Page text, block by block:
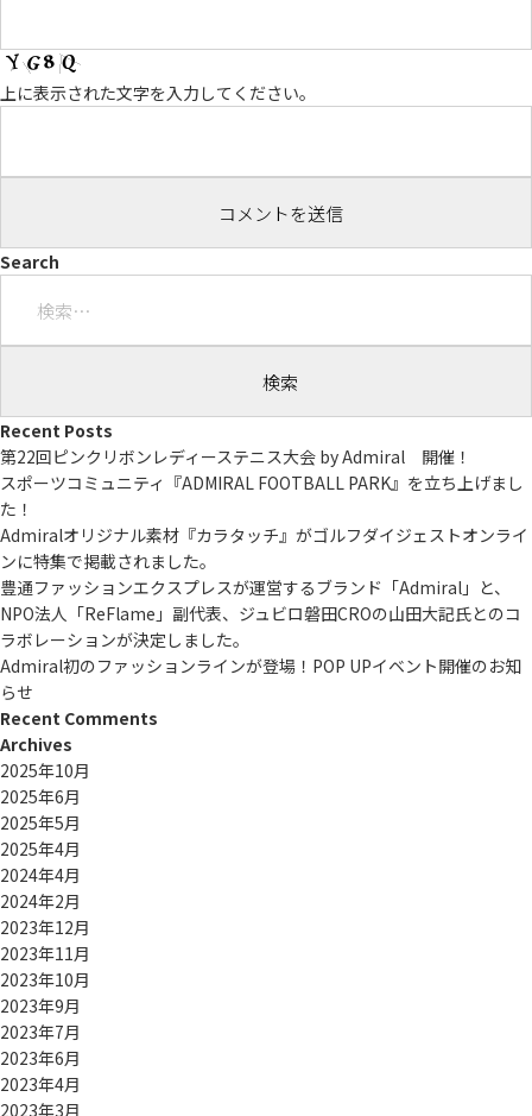
上に表示された文字を入力してください。
Search
Recent Posts
第22回ピンクリボンレディーステニス大会 by Admiral 開催！
スポーツコミュニティ『ADMIRAL FOOTBALL PARK』を立ち上げまし
た！
Admiralオリジナル素材『カラタッチ』がゴルフダイジェストオンライ
ンに特集で掲載されました。
豊通ファッションエクスプレスが運営するブランド「Admiral」と、
NPO法人「ReFlame」副代表、ジュビロ磐田CROの山田大記氏とのコ
ラボレーションが決定しました。
Admiral初のファッションラインが登場！POP UPイベント開催のお知
らせ
Recent Comments
Archives
2025年10月
2025年6月
2025年5月
2025年4月
2024年4月
2024年2月
2023年12月
2023年11月
2023年10月
2023年9月
2023年7月
2023年6月
2023年4月
2023年3月